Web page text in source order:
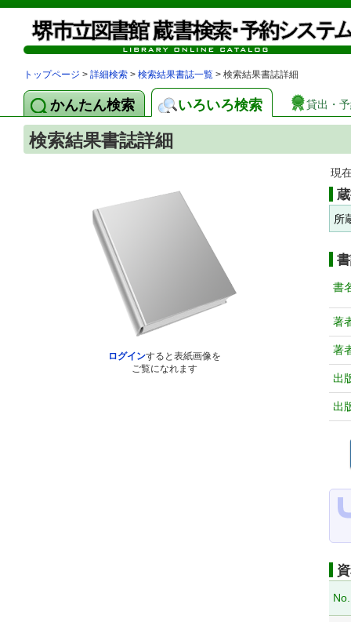
トップページ > 詳細検索 > 検索結果書誌一覧 > 検索結果書誌詳細
かんたん検索 いろいろ検索 貸出・
検索結果書誌詳細
ログインすると表紙画像を
ご覧になれます
現
所
書
著
著
出
出
No.